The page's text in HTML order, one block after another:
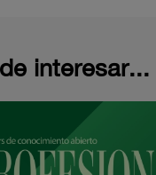
interesar...